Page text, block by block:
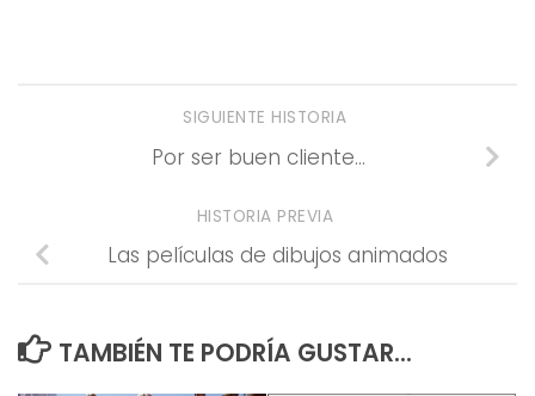
SIGUIENTE HISTORIA
Por ser buen cliente…
HISTORIA PREVIA
Las películas de dibujos animados
TAMBIÉN TE PODRÍA GUSTAR...